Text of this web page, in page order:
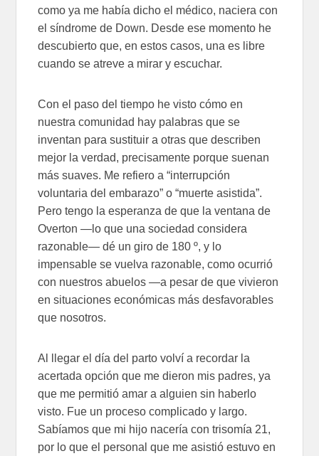
como ya me había dicho el médico, naciera con
el síndrome de Down. Desde ese momento he
descubierto que, en estos casos, una es libre
cuando se atreve a mirar y escuchar.
Con el paso del tiempo he visto cómo en
nuestra comunidad hay palabras que se
inventan para sustituir a otras que describen
mejor la verdad, precisamente porque suenan
más suaves. Me refiero a “interrupción
voluntaria del embarazo” o “muerte asistida”.
Pero tengo la esperanza de que la ventana de
Overton —lo que una sociedad considera
razonable— dé un giro de 180 º, y lo
impensable se vuelva razonable, como ocurrió
con nuestros abuelos —a pesar de que vivieron
en situaciones económicas más desfavorables
que nosotros.
Al llegar el día del parto volví a recordar la
acertada opción que me dieron mis padres, ya
que me permitió amar a alguien sin haberlo
visto. Fue un proceso complicado y largo.
Sabíamos que mi hijo nacería con trisomía 21,
por lo que el personal que me asistió estuvo en